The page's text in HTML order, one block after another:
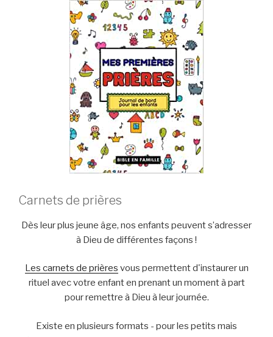
Carnets de prières
Dès leur plus jeune âge, nos enfants peuvent s’adresser
à Dieu de différentes façons !
Les carnets de prières vous permettent d'instaurer un
rituel avec votre enfant en prenant un moment à part
pour remettre à Dieu à leur journée.
Existe en plusieurs formats - pour les petits mais